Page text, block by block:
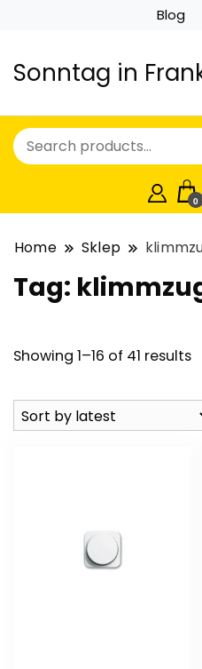
Blog
Sonntag in
0
Home Sklep
Tag:
Showing 1–16 of 41 results